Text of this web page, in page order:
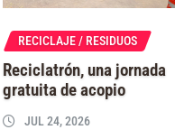
RECICLAJE / RESIDUOS
Reciclatrón, una jornada
gratuita de acopio
JUL 24, 2026